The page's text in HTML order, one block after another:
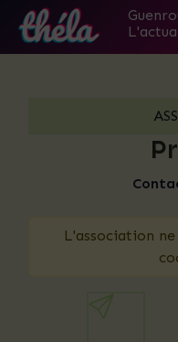
L'association